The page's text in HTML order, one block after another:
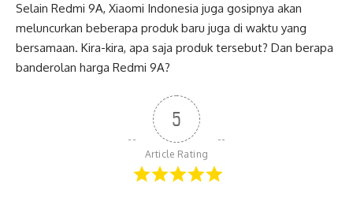
Selain Redmi 9A, Xiaomi Indonesia juga gosipnya akan
meluncurkan beberapa produk baru juga di waktu yang
bersamaan. Kira-kira, apa saja produk tersebut? Dan berapa
banderolan harga Redmi 9A?
5
Article Rating